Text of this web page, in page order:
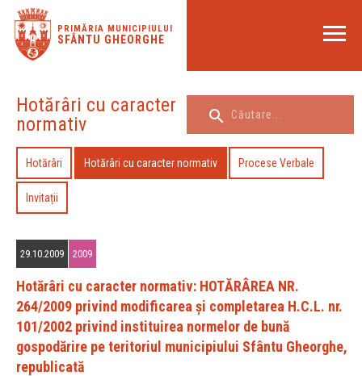
PRIMĂRIA MUNICIPIULUI
SFÂNTU GHEORGHE
Hotărâri cu caracter
normativ
Hotărâri Hotărâri cu caracter normativ Procese Verbale
Invitații
29.10.2009 2009
Hotărâri cu caracter normativ: HOTĂRÂREA NR.
264/2009 privind modificarea şi completarea H.C.L. nr.
101/2002 privind instituirea normelor de bună
gospodărire pe teritoriul municipiului Sfântu Gheorghe,
republicată